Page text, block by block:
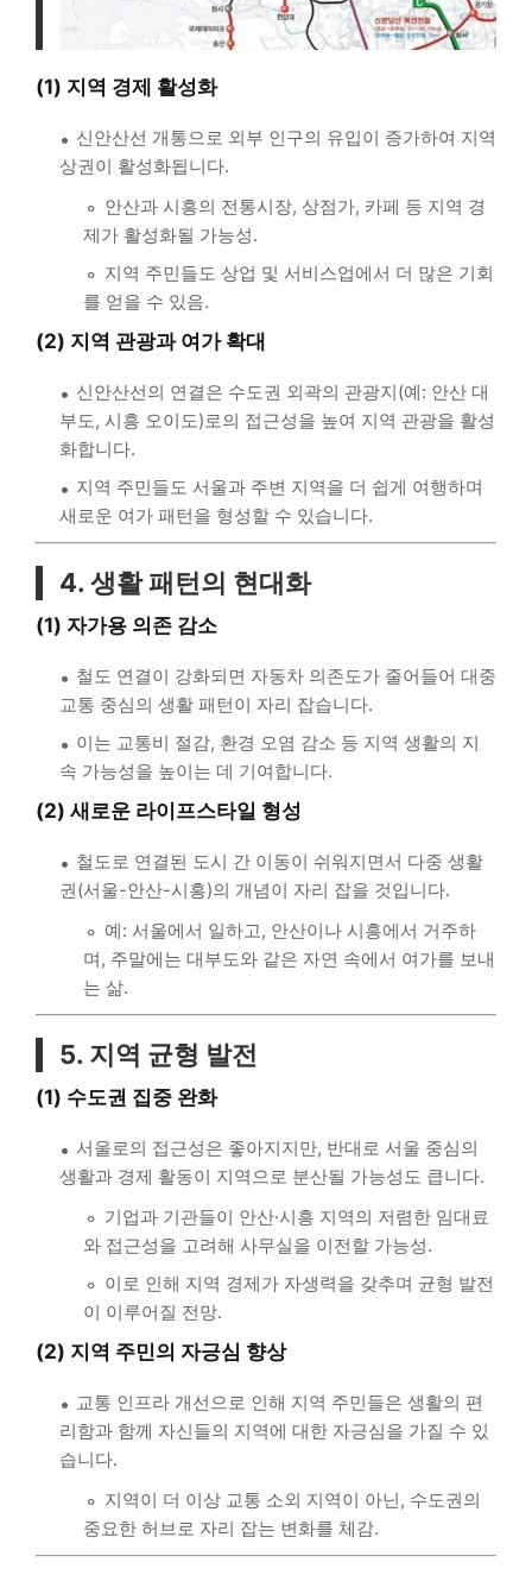
(1) 지역 경제 활성화
신안산선 개통으로 외부 인구의 유입이 증가하여 지역
상권이 활성화됩니다.
안산과 시흥의 전통시장, 상점가, 카페 등 지역 경
제가 활성화될 가능성.
지역 주민들도 상업 및 서비스업에서 더 많은 기회
를 얻을 수 있음.
(2) 지역 관광과 여가 확대
신안산선의 연결은 수도권 외곽의 관광지(예: 안산 대
부도, 시흥 오이도)로의 접근성을 높여 지역 관광을 활성
화합니다.
지역 주민들도 서울과 주변 지역을 더 쉽게 여행하며
새로운 여가 패턴을 형성할 수 있습니다.
4. 생활 패턴의 현대화
(1) 자가용 의존 감소
철도 연결이 강화되면 자동차 의존도가 줄어들어 대중
교통 중심의 생활 패턴이 자리 잡습니다.
이는 교통비 절감, 환경 오염 감소 등 지역 생활의 지
속 가능성을 높이는 데 기여합니다.
(2) 새로운 라이프스타일 형성
철도로 연결된 도시 간 이동이 쉬워지면서 다중 생활
권(서울-안산-시흥)의 개념이 자리 잡을 것입니다.
예: 서울에서 일하고, 안산이나 시흥에서 거주하
며, 주말에는 대부도와 같은 자연 속에서 여가를 보내
는 삶.
5. 지역 균형 발전
(1) 수도권 집중 완화
서울로의 접근성은 좋아지지만, 반대로 서울 중심의
생활과 경제 활동이 지역으로 분산될 가능성도 큽니다.
기업과 기관들이 안산·시흥 지역의 저렴한 임대료
와 접근성을 고려해 사무실을 이전할 가능성.
이로 인해 지역 경제가 자생력을 갖추며 균형 발전
이 이루어질 전망.
(2) 지역 주민의 자긍심 향상
교통 인프라 개선으로 인해 지역 주민들은 생활의 편
리함과 함께 자신들의 지역에 대한 자긍심을 가질 수 있
습니다.
지역이 더 이상 교통 소외 지역이 아닌, 수도권의
중요한 허브로 자리 잡는 변화를 체감.